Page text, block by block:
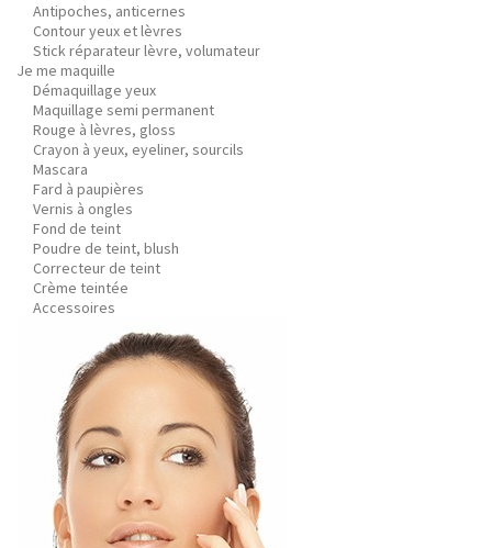
Antipoches, anticernes
Contour yeux et lèvres
Stick réparateur lèvre, volumateur
Je me maquille
Démaquillage yeux
Maquillage semi permanent
Rouge à lèvres, gloss
Crayon à yeux, eyeliner, sourcils
Mascara
Fard à paupières
Vernis à ongles
Fond de teint
Poudre de teint, blush
Correcteur de teint
Crème teintée
Accessoires